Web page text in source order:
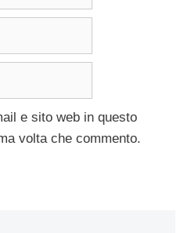
e sito web in questo
volta che commento.